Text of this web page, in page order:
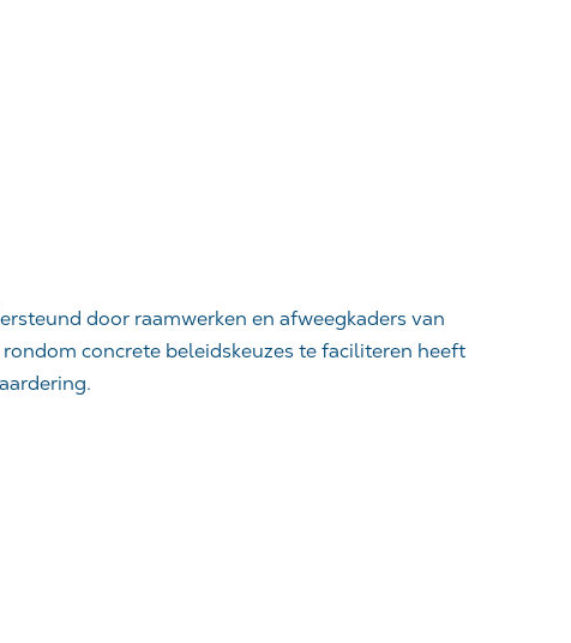
door raamwerken en afweegkaders van
concrete beleidskeuzes te faciliteren heeft